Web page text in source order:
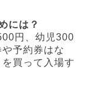
には？
円、幼児300
予約券はな
買って入場す